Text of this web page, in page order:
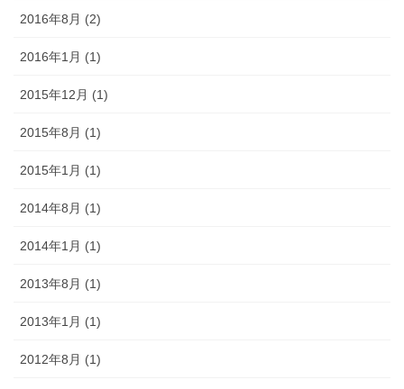
2016年8月 (2)
2016年1月 (1)
2015年12月 (1)
2015年8月 (1)
2015年1月 (1)
2014年8月 (1)
2014年1月 (1)
2013年8月 (1)
2013年1月 (1)
2012年8月 (1)